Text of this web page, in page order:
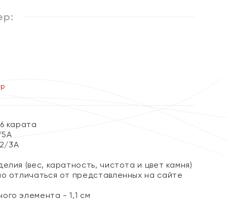
карата
3А
(вес, каратность, чистота и цвет камня)
отличаться от представленных на сайте
элемента - 1,1 см